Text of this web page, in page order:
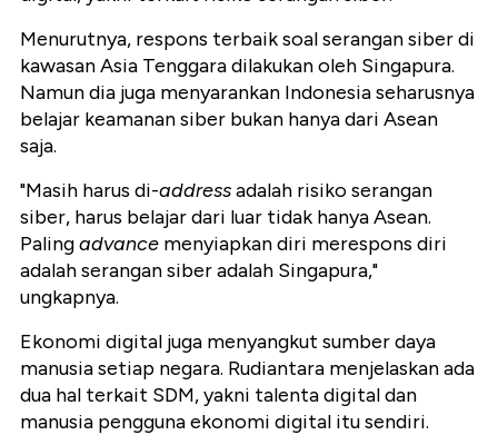
Menurutnya, respons terbaik soal serangan siber di
kawasan Asia Tenggara dilakukan oleh Singapura.
Namun dia juga menyarankan Indonesia seharusnya
belajar keamanan siber bukan hanya dari Asean
saja.
"Masih harus di-addressadalah risiko serangan
siber, harus belajar dari luar tidak hanya Asean.
Palingadvance menyiapkan diri merespons diri
adalah serangan siber adalah Singapura,"
ungkapnya.
Ekonomi digital juga menyangkut sumber daya
manusia setiap negara. Rudiantara menjelaskan ada
dua hal terkait SDM, yakni talenta digital dan
manusia pengguna ekonomi digital itu sendiri.